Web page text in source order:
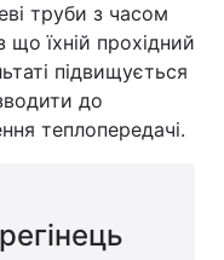
труби з часом
що їхній прохідний
підвищується
до
теплопередачі.